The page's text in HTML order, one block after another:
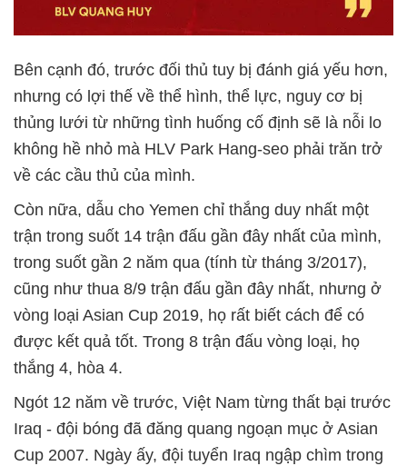
Bên cạnh đó, trước đối thủ tuy bị đánh giá yếu hơn,
nhưng có lợi thế về thể hình, thể lực, nguy cơ bị
thủng lưới từ những tình huống cố định sẽ là nỗi lo
không hề nhỏ mà HLV Park Hang-seo phải trăn trở
về các cầu thủ của mình.
Còn nữa, dẫu cho Yemen chỉ thắng duy nhất một
trận trong suốt 14 trận đấu gần đây nhất của mình,
trong suốt gần 2 năm qua (tính từ tháng 3/2017),
cũng như thua 8/9 trận đấu gần đây nhất, nhưng ở
vòng loại Asian Cup 2019, họ rất biết cách để có
được kết quả tốt. Trong 8 trận đấu vòng loại, họ
thắng 4, hòa 4.
Ngót 12 năm về trước, Việt Nam từng thất bại trước
Iraq - đội bóng đã đăng quang ngoạn mục ở Asian
Cup 2007. Ngày ấy, đội tuyển Iraq ngập chìm trong